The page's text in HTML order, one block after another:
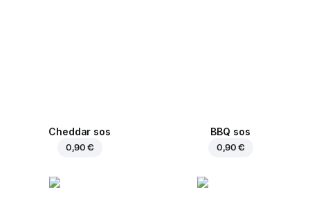
Cheddar sos
0,90 €
BBQ sos
0,90 €